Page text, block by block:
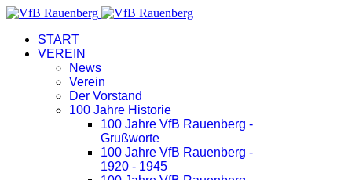
START
VEREIN
News
Verein
Der Vorstand
100 Jahre Historie
100 Jahre VfB Rauenberg -
Grußworte
100 Jahre VfB Rauenberg -
1920 - 1945